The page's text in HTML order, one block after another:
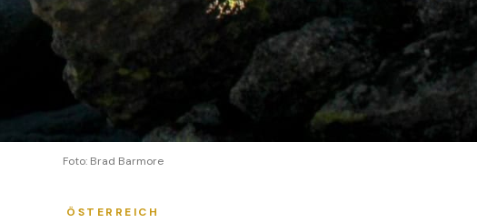
Foto: Brad Barmore
ÖSTERREICH